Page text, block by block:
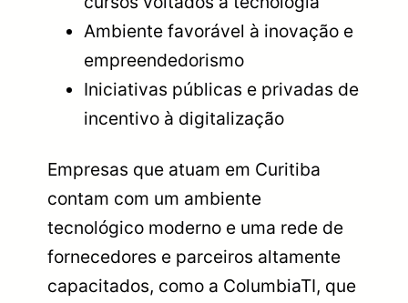
Ambiente favorável à inovação e
empreendedorismo
Iniciativas públicas e privadas de
incentivo à digitalização
Empresas que atuam em Curitiba
contam com um ambiente
tecnológico moderno e uma rede de
fornecedores e parceiros altamente
capacitados, como a ColumbiaTI, que